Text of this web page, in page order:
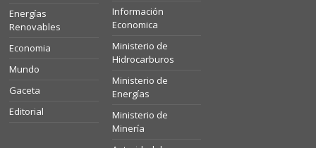
Energías
Renovables
Economia
Mundo
Gaceta
Editorial
Información
Economica
Ministerio de
Hidrocarburos
Ministerio de
Energías
Ministerio de
Minería